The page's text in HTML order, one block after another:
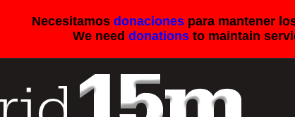
Necesitamos donacionespara mantener
We need donationsto maintain